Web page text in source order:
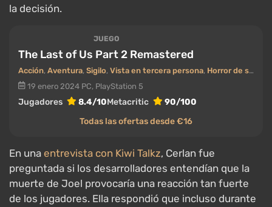
la decisión.
JUEGO
The Last of Us Part 2 Remastered
Acción, Aventura, Sigilo, Vista en tercera persona, Horror de supervivencia
19 enero 2024 PC, PlayStation 5
Jugadores 8.4/10Metacritic
90/100
Todas las ofertas desde €16
En una entrevista con Kiwi Talkz, Cerlan fue
preguntada si los desarrolladores entendían que la
muerte de Joel provocaría una reacción tan fuerte
de los jugadores. Ella respondió que incluso durante